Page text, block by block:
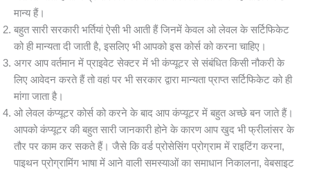
मान्य हैं।
बहुत सारी सरकारी भर्तियां ऐसी भी आती हैं जिनमें केवल ओ लेवल के सर्टिफिकेट
को ही मान्यता दी जाती है, इसलिए भी आपको इस कोर्स को करना चाहिए।
अगर आप वर्तमान में प्राइवेट सेक्टर में भी कंप्यूटर से संबंधित किसी नौकरी के
लिए आवेदन करते हैं तो वहां पर भी सरकार द्वारा मान्यता प्राप्त सर्टिफिकेट को ही
मांगा जाता है।
ओ लेवल कंप्यूटर कोर्स को करने के बाद आप कंप्यूटर में बहुत अच्छे बन जाते हैं।
आपको कंप्यूटर की बहुत सारी जानकारी होने के कारण आप खुद भी फ्रीलांसर के
तौर पर काम कर सकते हैं। जैसे कि वर्ड प्रोसेसिंग प्रोग्राम में राइटिंग करना,
पाइथन प्रोग्रामिंग भाषा में आने वाली समस्याओं का समाधान निकालना, वेबसाइट